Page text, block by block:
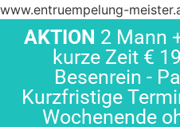
www.entruempelung-
AKTION 2 Mann
kurze Zeit €
Besenrein -
Kurzfristige
Wochenende